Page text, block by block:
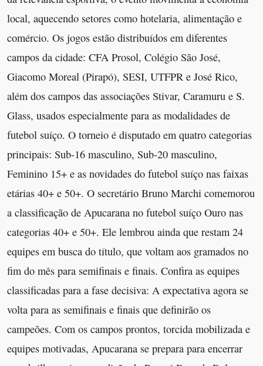
local, aquecendo setores como hotelaria, alimentação e
comércio. Os jogos estão distribuídos em diferentes
campos da cidade: CFA Prosol, Colégio São José,
Giacomo Moreal (Pirapó), SESI, UTFPR e José Rico,
além dos campos das associações Stivar, Caramuru e S.
Glass, usados especialmente para as modalidades de
futebol suíço. O torneio é disputado em quatro categorias
principais: Sub-16 masculino, Sub-20 masculino,
Feminino 15+ e as novidades do futebol suíço nas faixas
etárias 40+ e 50+. O secretário Bruno Marchi comemorou
a classificação de Apucarana no futebol suíço Ouro nas
categorias 40+ e 50+. Ele lembrou ainda que restam 24
equipes em busca do título, que voltam aos gramados no
fim do mês para semifinais e finais. Confira as equipes
classificadas para a fase decisiva: A expectativa agora se
volta para as semifinais e finais que definirão os
campeões. Com os campos prontos, torcida mobilizada e
equipes motivadas, Apucarana se prepara para encerrar